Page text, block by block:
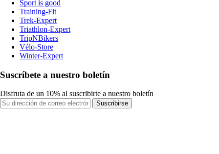
Sport is good
Training-Fit
Trek-Expert
Triathlon-Expert
TripNBikers
Vélo-Store
Winter-Expert
Suscríbete a nuestro boletín
Disfruta de un 10% al suscribirte a nuestro boletín
Suscribirse